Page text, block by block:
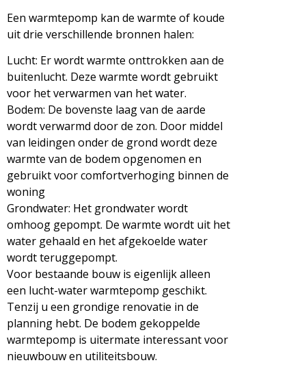
Een warmtepomp kan de warmte of koude
uit drie verschillende bronnen halen:
Lucht: Er wordt warmte onttrokken aan de
buitenlucht. Deze warmte wordt gebruikt
voor het verwarmen van het water.
Bodem: De bovenste laag van de aarde
wordt verwarmd door de zon. Door middel
van leidingen onder de grond wordt deze
warmte van de bodem opgenomen en
gebruikt voor comfortverhoging binnen de
woning
Grondwater: Het grondwater wordt
omhoog gepompt. De warmte wordt uit het
water gehaald en het afgekoelde water
wordt teruggepompt.
Voor bestaande bouw is eigenlijk alleen
een lucht-water warmtepomp geschikt.
Tenzij u een grondige renovatie in de
planning hebt. De bodem gekoppelde
warmtepomp is uitermate interessant voor
nieuwbouw en utiliteitsbouw.